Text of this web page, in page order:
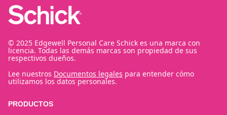
© 2025 Edgewell Personal Care Schick es una marca con
licencia. Todas las demás marcas son propiedad de sus
respectivos dueños.
Lee nuestros Documentos legales para entender cómo
utilizamos los datos personales.
PRODUCTOS